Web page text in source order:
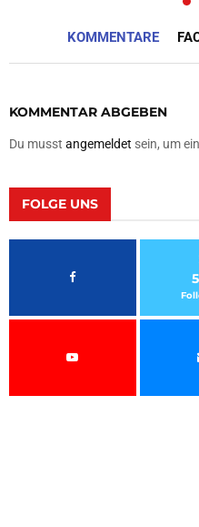
KOMMENTARE
KOMMENTAR ABGEBEN
Du musst angemeldet sein, um
FOLGE UNS